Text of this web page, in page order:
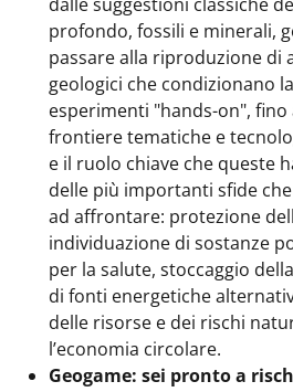
profondo, fossili e minerali,
passare alla riproduzione di
geologici che condizionano
esperimenti "hands-on",
frontiere tematiche e
e il ruolo chiave che queste
delle più importanti sfide
ad affrontare: protezione
individuazione di sostanze
per la salute, stoccaggio
di fonti energetiche
delle risorse e dei rischi
l’economia circolare.
Geogame: sei pronto a